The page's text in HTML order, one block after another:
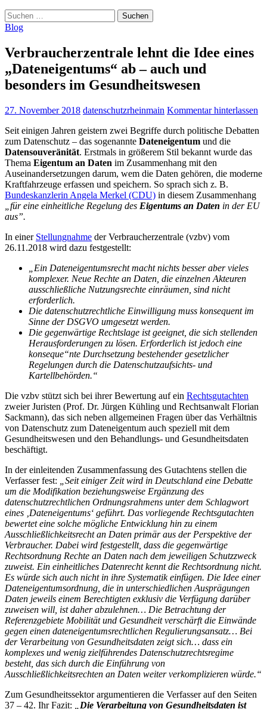
Suchen
nach:
Blog
Verbraucherzentrale lehnt die Idee eines
„Dateneigentums“ ab – auch und
besonders im Gesundheitswesen
27. November 2018 datenschutzrheinmain Kommentar hinterlassen
Seit einigen Jahren geistern zwei Begriffe durch politische Debatten
zum Datenschutz – das sogenannte Dateneigentum und die
Datensouveränität. Erstmals in größerem Stil bekannt wurde das
Thema Eigentum an Daten im Zusammenhang mit den
Auseinandersetzungen darum, wem die Daten gehören, die moderne
Kraftfahrzeuge erfassen und speichern. So sprach sich z. B.
Bundeskanzlerin Angela Merkel (CDU) in diesem Zusammenhang
für eine einheitliche Regelung des Eigentums an Daten in der EU
aus”.
In einer Stellungnahme der Verbraucherzentrale (vzbv) vom
26.11.2018 wird dazu festgestellt:
„Ein Dateneigentumsrecht macht nichts besser aber vieles
komplexer. Neue Rechte an Daten, die einzelnen Akteuren
ausschließliche Nutzungsrechte einräumen, sind nicht
erforderlich.
Die datenschutzrechtliche Einwilligung muss konsequent im
Sinne der DSGVO umgesetzt werden.
Die gegenwärtige Rechtslage ist geeignet, die sich stellenden
Herausforderungen zu lösen. Erforderlich ist jedoch eine
konseque“nte Durchsetzung bestehender gesetzlicher
Regelungen durch die Datenschutzaufsichts- und
Kartellbehörden.“
Die vzbv stützt sich bei ihrer Bewertung auf ein Rechtsgutachten
zweier Juristen (Prof. Dr. Jürgen Kühling und Rechtsanwalt Florian
Sackmann), das sich neben allgemeinen Fragen über das Verhältnis
von Datenschutz zum Dateneigentum auch speziell mit dem
Gesundheitswesen und den Behandlungs- und Gesundheitsdaten
beschäftigt.
In der einleitenden Zusammenfassung des Gutachtens stellen die
Verfasser fest: „Seit einiger Zeit wird in Deutschland eine Debatte
um die Modifikation beziehungsweise Ergänzung des
datenschutzrechtlichen Ordnungsrahmens unter dem Schlagwort
eines ‚Dateneigentums‘ geführt. Das vorliegende Rechtsgutachten
bewertet eine solche mögliche Entwicklung hin zu einem
Ausschließlichkeitsrecht an Daten primär aus der Perspektive der
Verbraucher. Dabei wird festgestellt, dass die gegenwärtige
Rechtsordnung Rechte an Daten nach dem jeweiligen Schutzzweck
zuweist. Ein einheitliches Datenrecht kennt die Rechtsordnung nicht.
Es würde sich auch nicht in ihre Systematik einfügen. Die Idee einer
Dateneigentumsordnung, die in unterschiedlichen Ausprägungen
Daten jeweils einem Berechtigten exklusiv die Verfügung darüber
zuweisen will, ist daher abzulehnen… Die Betrachtung der
Referenzgebiete Mobilität und Gesundheit verschärft die Einwände
gegen einen dateneigentumsrechtlichen Regulierungsansatz… Bei
der Verarbeitung von Gesundheitsdaten zeigt sich… dass ein
komplexes und wenig zielführendes Datenschutzrechtsregime
besteht, das sich durch die Einführung von
Ausschließlichkeitsrechten an Daten weiter verkomplizieren würde.“
Zum Gesundheitssektor argumentieren die Verfasser auf den Seiten
37 – 42. Ihr Fazit:
Die Verarbeitung von Gesundheitsdaten ist